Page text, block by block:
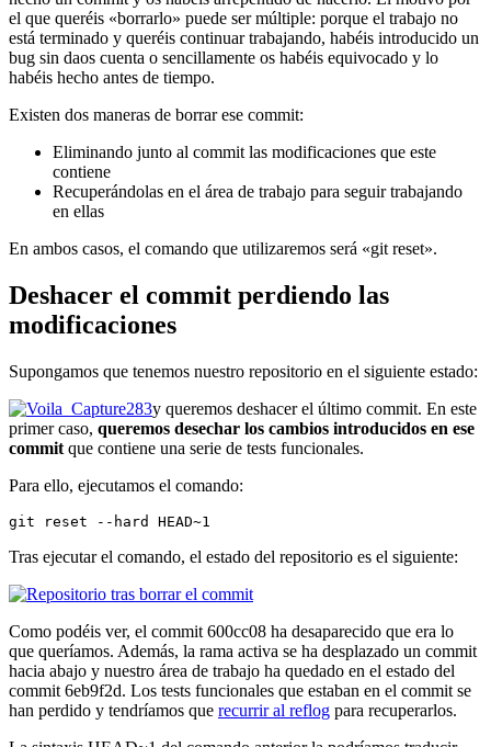
el que queréis «borrarlo» puede ser múltiple: porque el trabajo no
está terminado y queréis continuar trabajando, habéis introducido un
bug sin daos cuenta o sencillamente os habéis equivocado y lo
habéis hecho antes de tiempo.
Existen dos maneras de borrar ese commit:
Eliminando junto al commit las modificaciones que este
contiene
Recuperándolas en el área de trabajo para seguir trabajando
en ellas
En ambos casos, el comando que utilizaremos será «git reset».
Deshacer el commit perdiendo las
modificaciones
Supongamos que tenemos nuestro repositorio en el siguiente estado:
y queremos deshacer el último commit. En este
primer caso, queremos desechar los cambios introducidos en ese
commit que contiene una serie de tests funcionales.
Para ello, ejecutamos el comando:
git reset --hard HEAD~1
Tras ejecutar el comando, el estado del repositorio es el siguiente:
Como podéis ver, el commit 600cc08 ha desaparecido que era lo
que queríamos. Además, la rama activa se ha desplazado un commit
hacia abajo y nuestro área de trabajo ha quedado en el estado del
commit 6eb9f2d. Los tests funcionales que estaban en el commit se
han perdido y tendríamos que recurrir al reflog para recuperarlos.